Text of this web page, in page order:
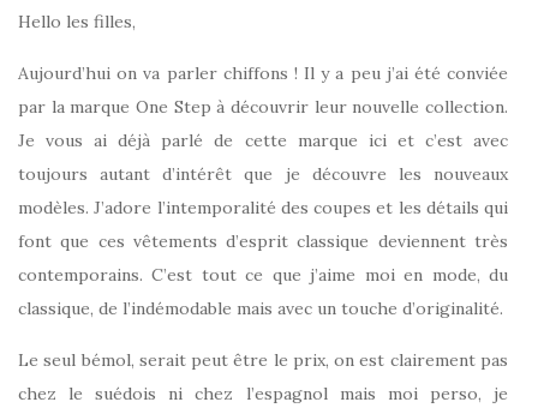
Hello les filles,
Aujourd’hui on va parler chiffons ! Il y a peu j’ai été conviée
par la marque One Step à découvrir leur nouvelle collection.
Je vous ai déjà parlé de cette marque ici et c’est avec
toujours autant d’intérêt que je découvre les nouveaux
modèles. J’adore l’intemporalité des coupes et les détails qui
font que ces vêtements d’esprit classique deviennent très
contemporains. C’est tout ce que j’aime moi en mode, du
classique, de l’indémodable mais avec un touche d’originalité.
Le seul bémol, serait peut être le prix, on est clairement pas
chez le suédois ni chez l’espagnol mais moi perso, je